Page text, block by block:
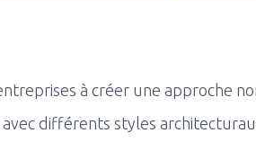
à créer une approche
différents styles